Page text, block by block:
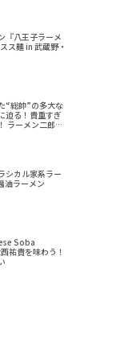
『八王子ラーメ
ス麺 in 武蔵野・
“総帥”の多大な
迫る！貴重すぎ
ラーメン二郎
シカル家系ラー
油ラーメン
Soba
祐貴を味わう！